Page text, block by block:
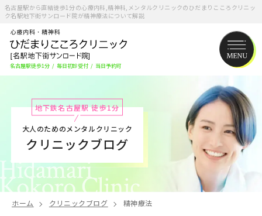
名古屋駅から直結徒歩1分の心療内科,精神科,メンタルクリニックのひだまりこころクリニッ
ク名駅地下街サンロード院が精神療法について解説
名古屋駅徒歩1分 / 毎日初診受付 / 当日予約可
地下鉄名古屋駅 徒歩1分
大人のためのメンタルクリニック
クリニックブログ
ホーム クリニックブログ 精神療法